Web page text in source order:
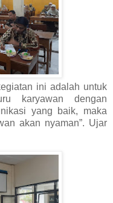
ini adalah untuk
karyawan dengan
yang baik, maka
akan nyaman”. Ujar